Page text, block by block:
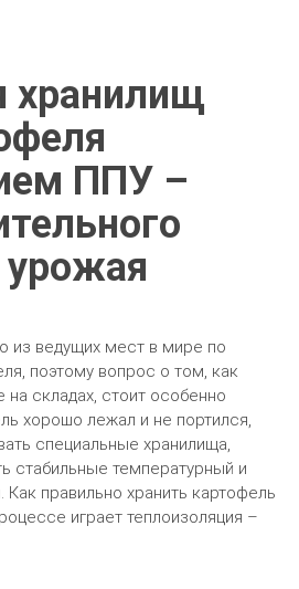
хранилищ
ППУ –
урожая
из ведущих мест в мире по
поэтому вопрос о том, как
на складах, стоит особенно
хорошо лежал и не портился,
специальные хранилища,
стабильные температурный и
правильно хранить картофель
играет теплоизоляция –